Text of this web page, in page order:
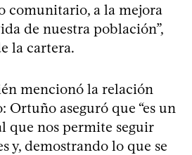
comunitario, a la mejora
de nuestra población”,
la cartera.
mencionó la relación
Ortuño aseguró que “es un
que nos permite seguir
y, demostrando lo que se